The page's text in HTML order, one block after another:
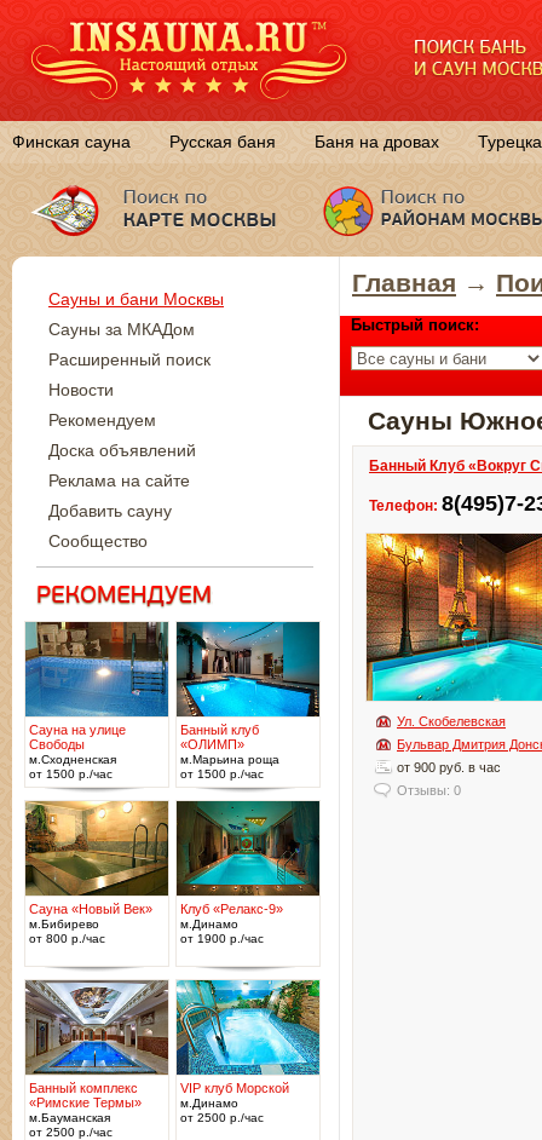
Финская сауна Русская баня Баня на дровах
Главная →
Быстрый поиск:
Сауны
Банный Клуб «Вокруг
Телефон: 8(495)7-
Ул. Скобелевская
Бульвар Дмитрия
от 900 руб. в час
Отзывы: 0
Сауны и бани Москвы
Сауны за МКАДом
Расширенный поиск
Новости
Рекомендуем
Доска объявлений
Реклама на сайте
Добавить сауну
Сообщество
Сауна на улице
Свободы
м.Сходненская
от 1500 р./час
Банный клуб
«ОЛИМП»
м.Марьина роща
от 1500 р./час
Сауна «Новый Век»
м.Бибирево
от 800 р./час
Клуб «Релакс-9»
м.Динамо
от 1900 р./час
Банный комплекс
«Римские Термы»
м.Бауманская
от 2500 р./час
VIP клуб Морской
м.Динамо
от 2500 р./час